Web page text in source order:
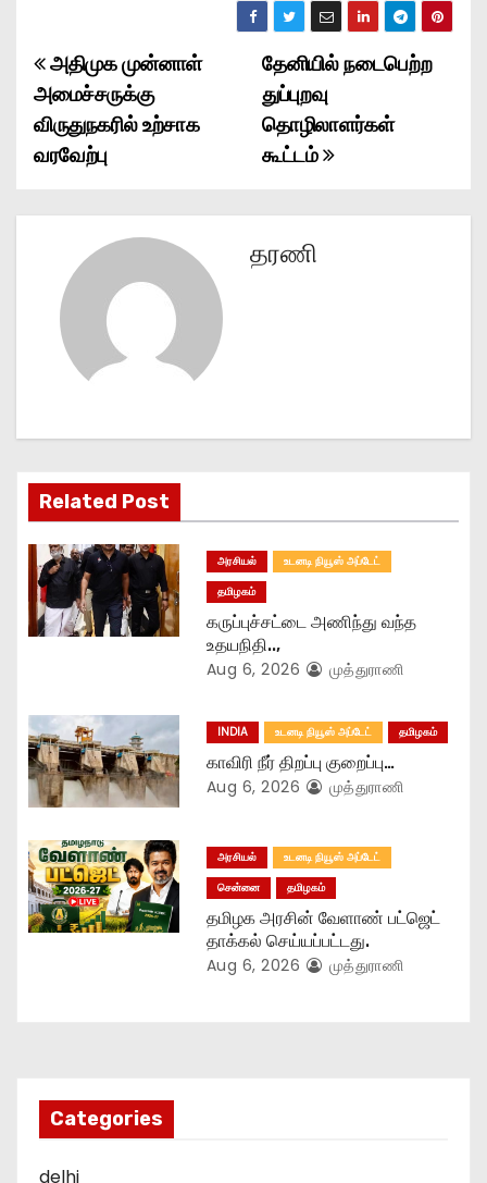
P
o
s
t
g
a
t
i
o
தேனியில் நடைபெற்ற
துப்புறவு
தொழிலாளர்கள்
கூட்டம்
அதிமுக முன்னாள்
அமைச்சருக்கு
விருதுநகரில் உற்சாக
வரவேற்பு
தரணி
Related Post
அரசியல்
உடனடி நியூஸ் அப்டேட்
தமிழகம்
கருப்புச்சட்டை அணிந்து வந்த
உதயநிதி..,
Aug 6, 2026 முத்துராணி
INDIA உடனடி நியூஸ் அப்டேட் தமிழகம்
காவிரி நீர் திறப்பு குறைப்பு…
Aug 6, 2026 முத்துராணி
அரசியல்
உடனடி நியூஸ் அப்டேட்
சென்னை
தமிழகம்
தமிழக அரசின் வேளாண் பட்ஜெட்
தாக்கல் செய்யப்பட்டது.
Aug 6, 2026 முத்துராணி
Categories
delhi